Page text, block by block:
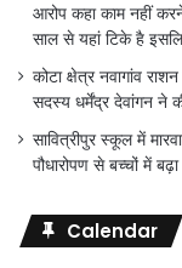
आरोप कहा काम नहीं
साल से यहां टिके है
कोटा क्षेत्र नवागांव
सदस्य धर्मेंद्र देवांगन ने
सावित्रीपुर स्कूल में
पौधारोपण से बच्चों में
Calendar